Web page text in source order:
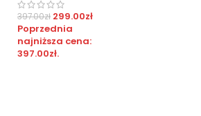
397.00zł 299.00zł
Poprzednia
najniższa cena:
397.00zł.